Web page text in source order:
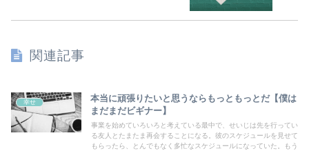
関連記事
幸せ
本当に頑張りたいと思うならもっともっとだ【僕は
まだまだビギナー】
事業を始めていろいろと考えている最中で、せいじは先を行ってい
る友人とたまたま再会することになる。彼のスケジュールを見せて
もらったら、とんでもなく多忙なスケジュールになっていた。もう